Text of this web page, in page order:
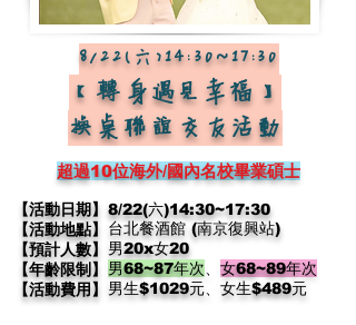
【活動日期】
【活動地點】
【預計人數】
【年齡限制】
【活動費用】
台北餐酒館 (南京復興站)
男20x女20
男68~87年次
女68~89年次
​男生$1029元、女生$489元​
8/22(六)14:30~17:30
【轉身遇見幸福】
換桌聯誼交友活動
超過10位海外/國內名校畢業碩士
8/22(六)14:30~17:30